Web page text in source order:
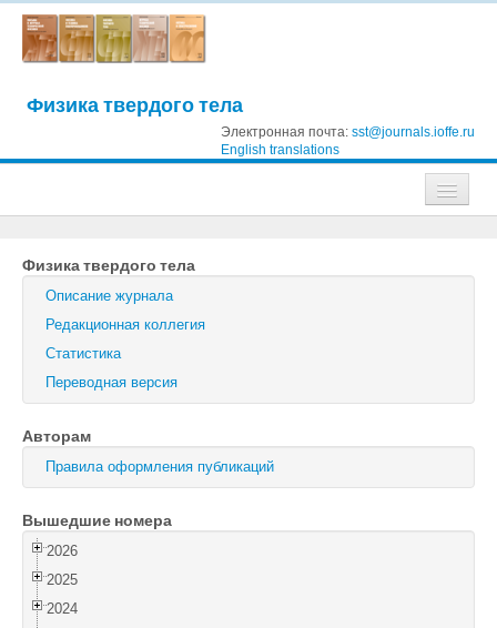
Физика твердого тела
Электронная почта: sst@journals.ioffe.ru
English translations
Журнал технической физики
Письма в Журнал технической физики
Физика твердого тела
Физика и техника полупроводников
Оптика и спектроскопия
Поиск
Войти
Физика твердого тела
Описание журнала
Редакционная коллегия
Статистика
Переводная версия
Авторам
Правила оформления публикаций
Вышедшие номера
2026
2025
2024